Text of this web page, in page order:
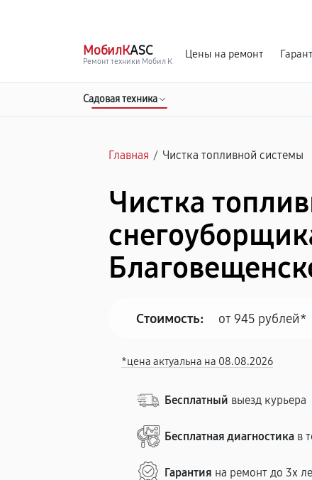
МобилКASC
Ремонт техники Мобил К
Цены на ремонт
Садовая техника
Главная / Чистка топливной системы
Чистка
Стоимость: от 945 рублей*
*цена актуальна на 08.08.2026
Бесплатный выезд курьера
Бесплатная диагностика в
Гарантия на ремонт до 3х